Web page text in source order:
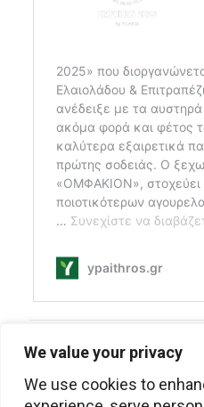
We value your privacy
We use cookies to
Share